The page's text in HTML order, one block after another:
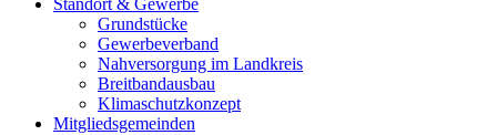
Standort & Gewerbe
Grundstücke
Gewerbeverband
Nahversorgung im Landkreis
Breitbandausbau
Klimaschutzkonzept
Mitgliedsgemeinden